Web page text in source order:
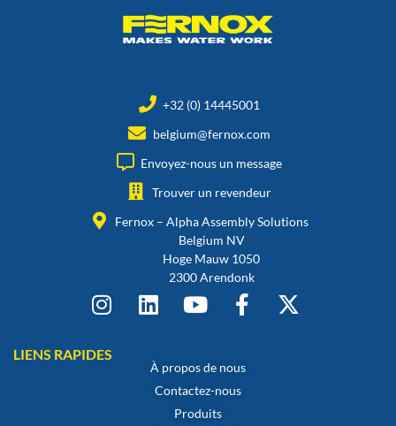
+32 (0) 14445001
belgium@fernox.com
Envoyez-nous un message
Trouver un revendeur
Fernox – Alpha Assembly Solutions
Belgium NV
Hoge Mauw 1050
2300 Arendonk
LIENS RAPIDES
À propos de nous
Contactez-nous
Produits